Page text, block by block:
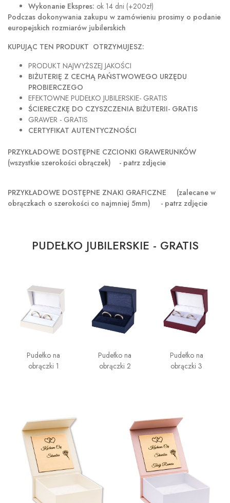
Wykonanie Ekspres: ok 14 dni (+200zł)
Podczas dokonywania zakupu w zamówieniu prosimy o podanie
europejskich rozmiarów jubilerskich
KUPUJĄC TEN PRODUKT OTRZYMUJESZ:
PRODUKT NAJWYŻSZEJ JAKOŚCI
BIŻUTERIĘ Z CECHĄ PAŃSTWOWEGO URZĘDU
PROBIERCZEGO
EFEKTOWNE PUDEŁKO JUBILERSKIE- GRATIS
ŚCIERECZKĘ DO CZYSZCZENIA BIŻUTERII- GRATIS
GRAWER - GRATIS
CERTYFIKAT AUTENTYCZNOŚCI
PRZYKŁADOWE DOSTĘPNE CZCIONKI GRAWERUNKÓW
(wszystkie szerokości obrączek) - patrz zdjęcie
PRZYKŁADOWE DOSTĘPNE ZNAKI GRAFICZNE (zalecane w
obrączkach o szerokości co najmniej 5mm) - patrz zdjęcie
PUDEŁKO JUBILERSKIE - GRATIS
Pudełko na
obrączki 1
Pudełko na
obrączki 2
Pudełko na
obrączki 3